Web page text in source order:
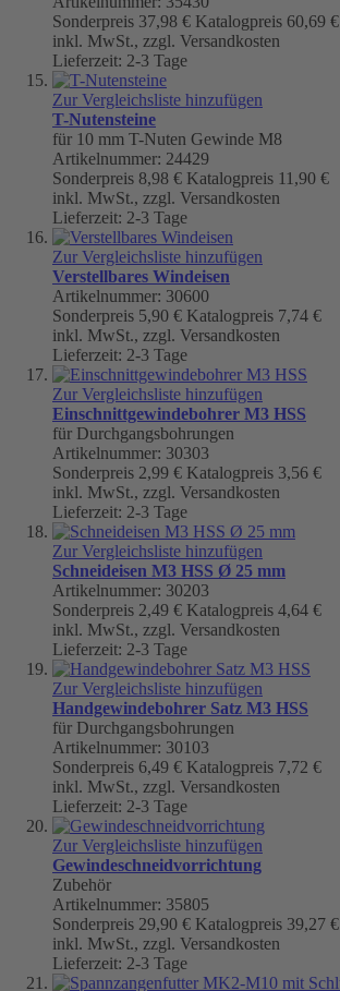
Sonderpreis 37,98 € Katalogpreis 60,69 €
inkl. MwSt., zzgl. Versandkosten
Lieferzeit: 2-3 Tage
Zur Vergleichsliste hinzufügen
T-Nutensteine
für 10 mm T-Nuten Gewinde M8
Artikelnummer: 24429
Sonderpreis 8,98 € Katalogpreis 11,90 €
inkl. MwSt., zzgl. Versandkosten
Lieferzeit: 2-3 Tage
Zur Vergleichsliste hinzufügen
Verstellbares Windeisen
Artikelnummer: 30600
Sonderpreis 5,90 € Katalogpreis 7,74 €
inkl. MwSt., zzgl. Versandkosten
Lieferzeit: 2-3 Tage
Zur Vergleichsliste hinzufügen
Einschnittgewindebohrer M3 HSS
für Durchgangsbohrungen
Artikelnummer: 30303
Sonderpreis 2,99 € Katalogpreis 3,56 €
inkl. MwSt., zzgl. Versandkosten
Lieferzeit: 2-3 Tage
Zur Vergleichsliste hinzufügen
Schneideisen M3 HSS Ø 25 mm
Artikelnummer: 30203
Sonderpreis 2,49 € Katalogpreis 4,64 €
inkl. MwSt., zzgl. Versandkosten
Lieferzeit: 2-3 Tage
Zur Vergleichsliste hinzufügen
Handgewindebohrer Satz M3 HSS
für Durchgangsbohrungen
Artikelnummer: 30103
Sonderpreis 6,49 € Katalogpreis 7,72 €
inkl. MwSt., zzgl. Versandkosten
Lieferzeit: 2-3 Tage
Zur Vergleichsliste hinzufügen
Gewindeschneidvorrichtung
Zubehör
Artikelnummer: 35805
Sonderpreis 29,90 € Katalogpreis 39,27 €
inkl. MwSt., zzgl. Versandkosten
Lieferzeit: 2-3 Tage